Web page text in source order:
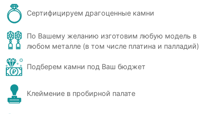
Сертифицируем драгоценные камни
По Вашему желанию изготовим любую модель в
любом металле (в том числе платина и палладий)
Подберем камни под Ваш бюджет
Клеймение в пробирной палате